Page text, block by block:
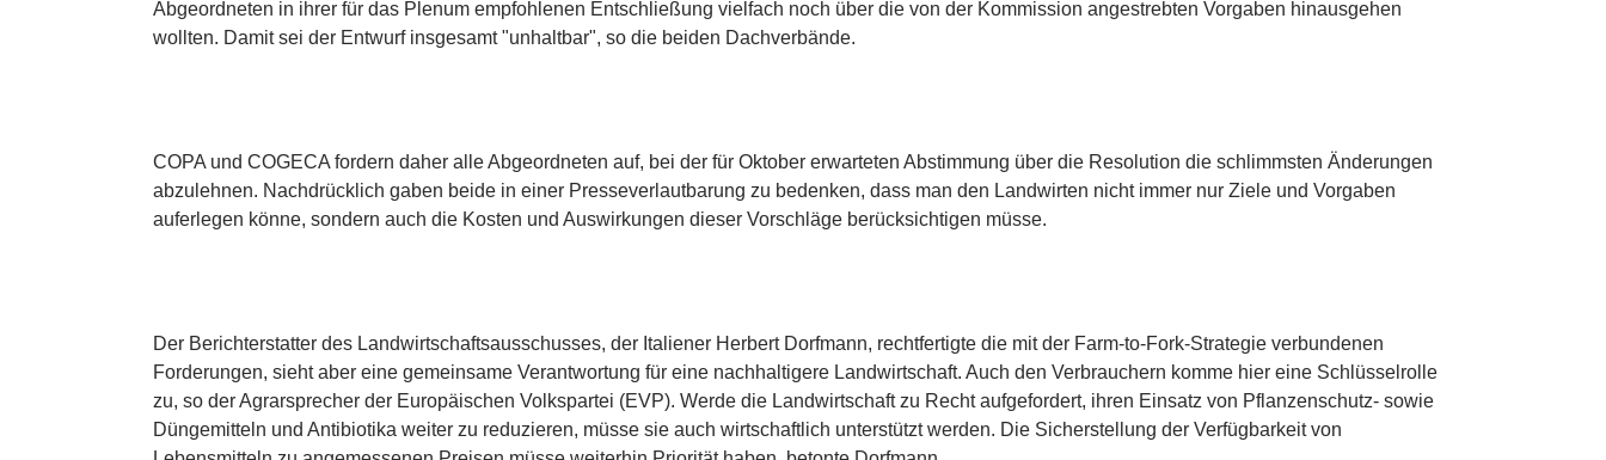
Abgeordneten in ihrer für das Plenum empfohlenen Entschließung vielfach noch über die von der Kommission angestrebten Vorgaben hinausgehen
wollten. Damit sei der Entwurf insgesamt "unhaltbar", so die beiden Dachverbände.
COPA und COGECA fordern daher alle Abgeordneten auf, bei der für Oktober erwarteten Abstimmung über die Resolution die schlimmsten Änderungen
abzulehnen. Nachdrücklich gaben beide in einer Presseverlautbarung zu bedenken, dass man den Landwirten nicht immer nur Ziele und Vorgaben
auferlegen könne, sondern auch die Kosten und Auswirkungen dieser Vorschläge berücksichtigen müsse.
Der Berichterstatter des Landwirtschaftsausschusses, der Italiener Herbert Dorfmann, rechtfertigte die mit der Farm-to-Fork-Strategie verbundenen
Forderungen, sieht aber eine gemeinsame Verantwortung für eine nachhaltigere Landwirtschaft. Auch den Verbrauchern komme hier eine Schlüsselrolle
zu, so der Agrarsprecher der Europäischen Volkspartei (EVP). Werde die Landwirtschaft zu Recht aufgefordert, ihren Einsatz von Pflanzenschutz- sowie
Düngemitteln und Antibiotika weiter zu reduzieren, müsse sie auch wirtschaftlich unterstützt werden. Die Sicherstellung der Verfügbarkeit von